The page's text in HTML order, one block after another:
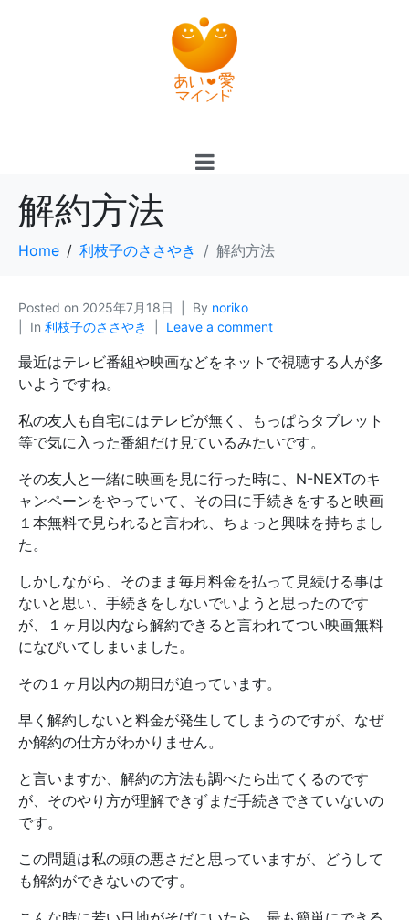
解約方法
Home 利枝子のささやき 解約方法
Posted on 2025年7月18日 By noriko
In 利枝子のささやき Leave a comment
最近はテレビ番組や映画などをネットで視聴する人が多
いようですね。
私の友人も自宅にはテレビが無く、もっぱらタブレット
等で気に入った番組だけ見ているみたいです。
その友人と一緒に映画を見に行った時に、N-NEXTのキ
ャンペーンをやっていて、その日に手続きをすると映画
１本無料で見られると言われ、ちょっと興味を持ちまし
た。
しかしながら、そのまま毎月料金を払って見続ける事は
ないと思い、手続きをしないでいようと思ったのです
が、１ヶ月以内なら解約できると言われてつい映画無料
になびいてしまいました。
その１ヶ月以内の期日が迫っています。
早く解約しないと料金が発生してしまうのですが、なぜ
か解約の仕方がわかりません。
と言いますか、解約の方法も調べたら出てくるのです
が、そのやり方が理解できずまだ手続きできていないの
です。
この問題は私の頭の悪さだと思っていますが、どうして
も解約ができないのです。